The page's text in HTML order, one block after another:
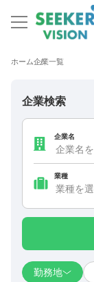
ホーム企業一覧
企業検索
企業名
業種
勤務地